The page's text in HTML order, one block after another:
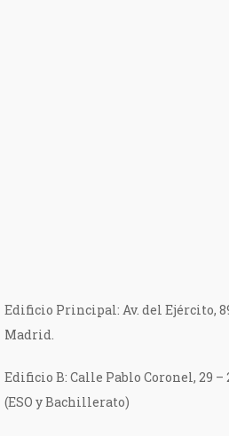
Edificio Principal: Av. del Ejército,
Madrid.
Edificio B: Calle Pablo Coronel, 29 –
(ESO y Bachillerato)